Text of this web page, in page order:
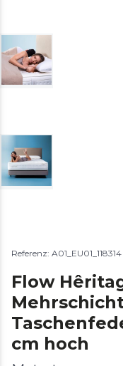
Referenz: A01_EU01_118314
Flow
cm hoch